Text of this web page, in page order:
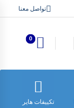
تواصل معنا
0
تكييفات هاير